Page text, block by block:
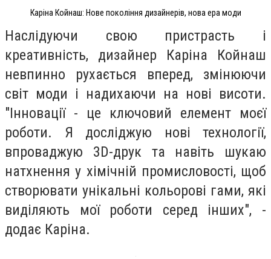
Каріна Койнаш: Нове покоління дизайнерів, нова ера моди
Наслідуючи свою пристрасть і
креативність, дизайнер Каріна Койнаш
невпинно рухається вперед, змінюючи
світ моди і надихаючи на нові висоти.
"Інновації - це ключовий елемент моєї
роботи. Я досліджую нові технології,
впроваджую 3D-друк та навіть шукаю
натхнення у хімічній промисловості, щоб
створювати унікальні кольорові гами, які
виділяють мої роботи серед інших", -
додає Каріна.